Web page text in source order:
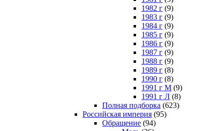
1982 г (9)
1983 г (9)
1984 г (9)
1985 г (9)
1986 г (9)
1987 г (9)
1988 г (9)
1989 г (8)
1990 г (8)
1991 г М (9)
1991 г Л (8)
Полная подборка (623)
Российская империя (95)
Обращение (94)